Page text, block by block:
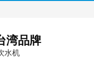
湾品牌
水机